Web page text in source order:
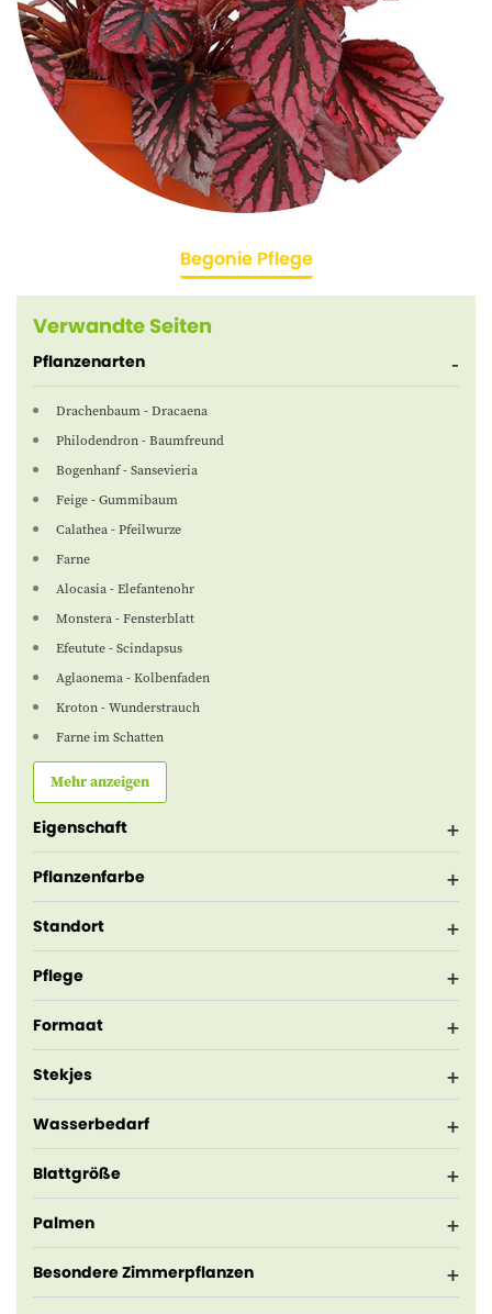
Begonie Pflege
Verwandte Seiten
Pflanzenarten
Drachenbaum - Dracaena
Philodendron - Baumfreund
Bogenhanf - Sansevieria
Feige - Gummibaum
Calathea - Pfeilwurze
Farne
Alocasia - Elefantenohr
Monstera - Fensterblatt
Efeutute - Scindapsus
Aglaonema - Kolbenfaden
Kroton - Wunderstrauch
Farne im Schatten
Mehr anzeigen
Eigenschaft
Pflanzenfarbe
Standort
Pflege
Formaat
Stekjes
Wasserbedarf
Blattgröße
Palmen
Besondere Zimmerpflanzen